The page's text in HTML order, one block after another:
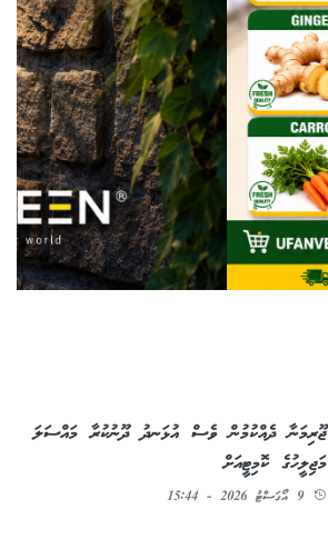
ޖޫރިމަނާ ދެއްކުމުން ވެސް އުޅަނދު ދޫނުކުރާ މައްސަލަ
މަޖިލީހުގެ ކޮމިޓީއަށް
9 އޯގަސްޓު 2026 - 15:44